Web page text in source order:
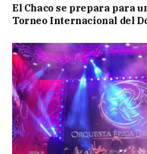
El Chaco se prepara para
Torneo Internacional del